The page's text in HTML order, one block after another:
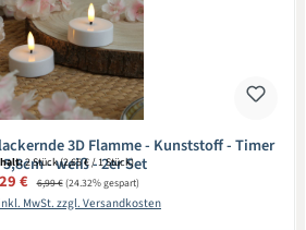
3D Flamme - Kunststoff - Timer
5,8cm - weiß - 2er Set
2 Stück(2,65 € / 1 Stück)
€ Regulärer Preis:
6,99 €(24.32% gespart)
MwSt. zzgl. Versandkosten